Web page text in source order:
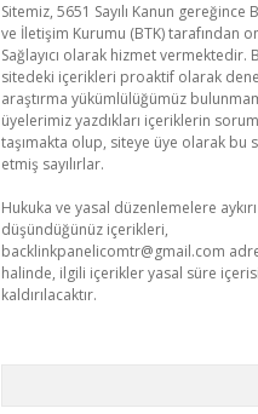
Sitemiz, 5651 Sayılı Kanun
ve İletişim Kurumu (BTK) tarafından
Sağlayıcı olarak hizmet vermektedir.
sitedeki içerikleri proaktif olarak
araştırma yükümlülüğümüz
üyelerimiz yazdıkları içeriklerin
taşımakta olup, siteye üye olarak bu
etmiş sayılırlar.
Hukuka ve yasal düzenlemelere
düşündüğünüz içerikleri,
backlinkpanelicomtr@gmail.com
halinde, ilgili içerikler yasal süre
kaldırılacaktır.